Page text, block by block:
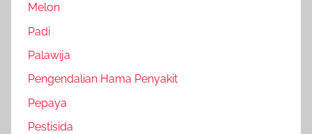
Melon
Padi
Palawija
Pengendalian Hama Penyakit
Pepaya
Pestisida